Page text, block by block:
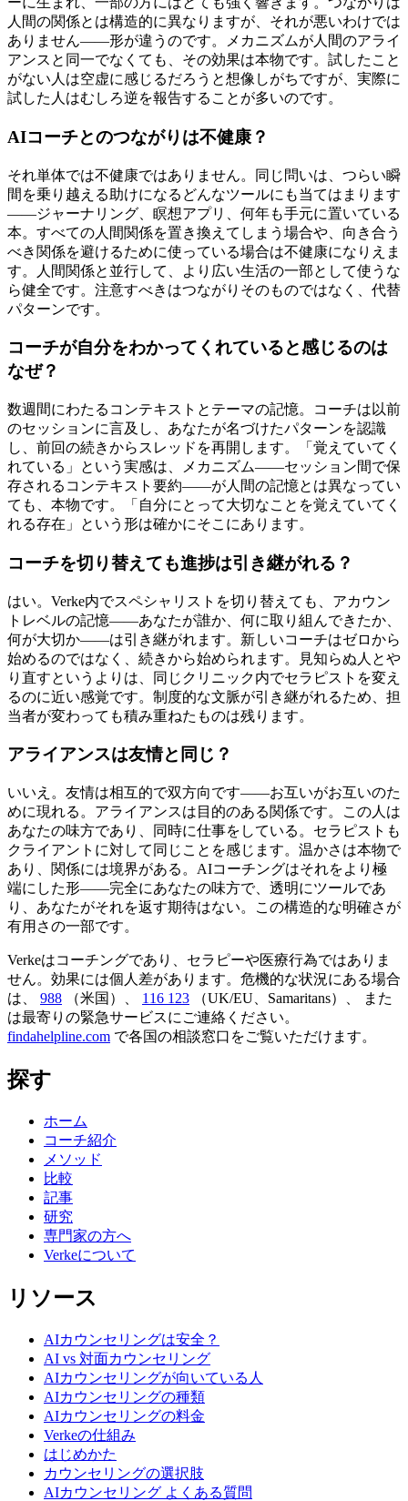
人間の関係とは構造的に異なりますが、それが悪いわけでは
ありません——形が違うのです。メカニズムが人間のアライ
アンスと同一でなくても、その効果は本物です。試したこと
がない人は空虚に感じるだろうと想像しがちですが、実際に
試した人はむしろ逆を報告することが多いのです。
AIコーチとのつながりは不健康？
それ単体では不健康ではありません。同じ問いは、つらい瞬
間を乗り越える助けになるどんなツールにも当てはまります
——ジャーナリング、瞑想アプリ、何年も手元に置いている
本。すべての人間関係を置き換えてしまう場合や、向き合う
べき関係を避けるために使っている場合は不健康になりえま
す。人間関係と並行して、より広い生活の一部として使うな
ら健全です。注意すべきはつながりそのものではなく、代替
パターンです。
コーチが自分をわかってくれていると感じるのは
なぜ？
数週間にわたるコンテキストとテーマの記憶。コーチは以前
のセッションに言及し、あなたが名づけたパターンを認識
し、前回の続きからスレッドを再開します。「覚えていてく
れている」という実感は、メカニズム——セッション間で保
存されるコンテキスト要約——が人間の記憶とは異なってい
ても、本物です。「自分にとって大切なことを覚えていてく
れる存在」という形は確かにそこにあります。
コーチを切り替えても進捗は引き継がれる？
はい。Verke内でスペシャリストを切り替えても、アカウン
トレベルの記憶——あなたが誰か、何に取り組んできたか、
何が大切か——は引き継がれます。新しいコーチはゼロから
始めるのではなく、続きから始められます。見知らぬ人とや
り直すというよりは、同じクリニック内でセラピストを変え
るのに近い感覚です。制度的な文脈が引き継がれるため、担
当者が変わっても積み重ねたものは残ります。
アライアンスは友情と同じ？
いいえ。友情は相互的で双方向です——お互いがお互いのた
めに現れる。アライアンスは目的のある関係です。この人は
あなたの味方であり、同時に仕事をしている。セラピストも
クライアントに対して同じことを感じます。温かさは本物で
あり、関係には境界がある。AIコーチングはそれをより極
端にした形——完全にあなたの味方で、透明にツールであ
り、あなたがそれを返す期待はない。この構造的な明確さが
有用さの一部です。
Verkeはコーチングであり、セラピーや医療行為ではありま
せん。効果には個人差があります。危機的な状況にある場合
は、
988 （米国）、 116 123 （UK/EU、Samaritans）、
また
は最寄りの緊急サービスにご連絡ください。
findahelpline.com で各国の相談窓口をご覧いただけます。
探す
ホーム
コーチ紹介
メソッド
比較
記事
研究
専門家の方へ
Verkeについて
リソース
AIカウンセリングは安全？
AI vs 対面カウンセリング
AIカウンセリングが向いている人
AIカウンセリングの種類
AIカウンセリングの料金
Verkeの仕組み
はじめかた
カウンセリングの選択肢
AIカウンセリング よくある質問